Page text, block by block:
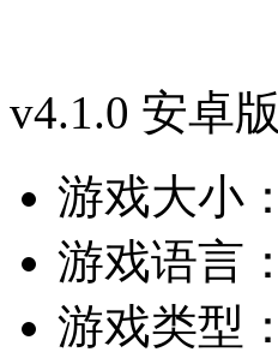
v4.1.0 安卓版
游戏大小：
游戏语言：
游戏类型：